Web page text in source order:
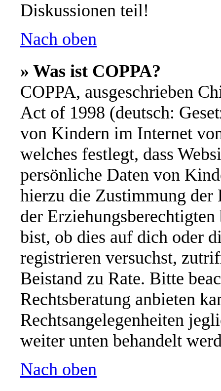
Diskussionen teil!
Nach oben
» Was ist COPPA?
COPPA, ausgeschrieben
Act of 1998 (deutsch:
von Kindern im Internet
welches festlegt, dass
persönliche Daten von
hierzu die Zustimmung der
der
bist, ob dies auf dich oder
registrieren versuchst,
Beistand zu Rate. Bitte
Rechtsberatung anbieten
Rechtsangelegenheiten
weiter unten behandelt
Nach oben